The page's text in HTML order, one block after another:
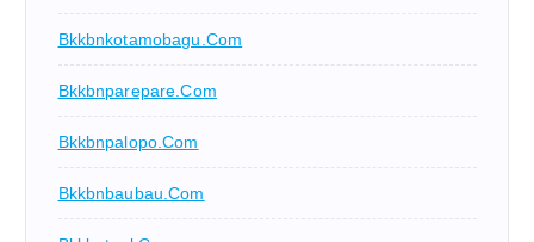
Bkkbnkotamobagu.com
Bkkbnparepare.com
Bkkbnpalopo.com
Bkkbnbaubau.com